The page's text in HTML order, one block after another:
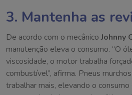
3. Mantenha as
De acordo com o mecânico Johnny
manutenção eleva o consumo. “O
viscosidade, o motor trabalha
combustível”, afirma. Pneus
trabalhar mais, elevando o